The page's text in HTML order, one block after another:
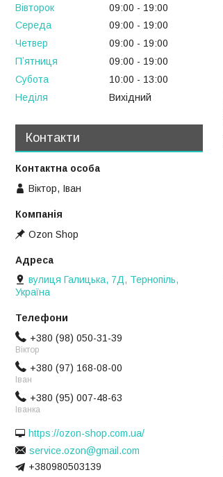
Вівторок
09:00
19:00
Середа
09:00
19:00
Четвер
09:00
19:00
Пʼятниця
09:00
19:00
Субота
10:00
13:00
Неділя
Вихідний
Контакти
Віктор, Іван
Ozon Shop
вулиця Галицька, 7Д, Тернопіль,
Україна
+380 (98) 050-31-39
Віктор
+380 (97) 168-08-00
Іван
+380 (95) 007-48-63
Іванка
https://ozon-shop.com.ua/
service.ozon@gmail.com
+380980503139